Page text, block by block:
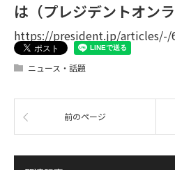
は（プレジデントオンラ
https://president.jp/articles/-/
ニュース・話題
前のページ